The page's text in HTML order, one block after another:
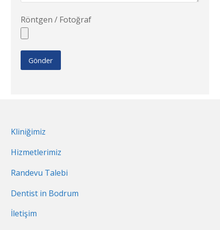
Röntgen / Fotoğraf
Kliniğimiz
Hizmetlerimiz
Randevu Talebi
Dentist in Bodrum
İletişim